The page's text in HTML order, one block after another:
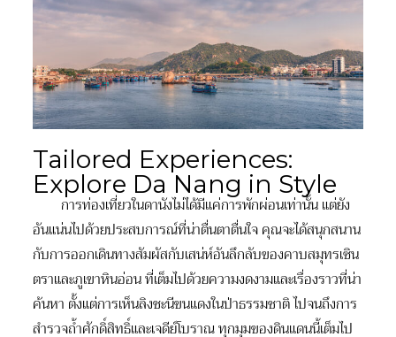
Tailored Experiences:
Explore Da Nang in Style
การท่องเที่ยวในดานังไม่ได้มีแค่การพักผ่อนเท่านั้น แต่ยัง
อันแน่นไปด้วยประสบการณ์ที่น่าตื่นตาตื่นใจ คุณจะได้สนุกสนาน
กับการออกเดินทางสัมผัสกับเสน่ห์อันลึกลับของคาบสมุทรเซิน
ตราและภูเขาหินอ่อน ที่เต็มไปด้วยความงดงามและเรื่องราวที่น่า
ค้นหา ตั้งแต่การเห็นลิงชะนีขนแดงในป่าธรรมชาติ ไปจนถึงการ
สำรวจถ้ำศักดิ์สิทธิ์และเจดีย์โบราณ ทุกมุมของดินแดนนี้เต็มไป